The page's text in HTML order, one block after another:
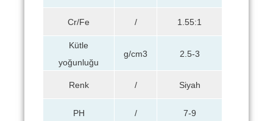
Cr/Fe / 1.55:1
Kütle
yoğunluğu
g/cm3 2.5-3
Renk / Siyah
PH / 7-9